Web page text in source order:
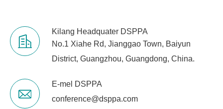
Kilang Headquater DSPPA
No.1 Xiahe Rd, Jianggao Town, Baiyun
District, Guangzhou, Guangdong, China.
E-mel DSPPA
conference@dsppa.com